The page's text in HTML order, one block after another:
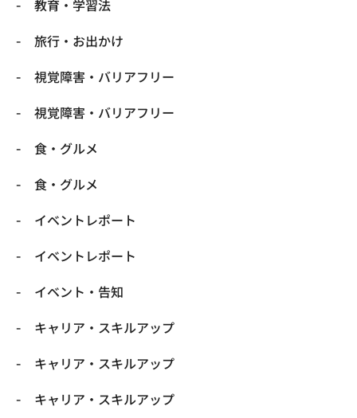
​教育・学習法
​旅行・お出かけ
​視覚障害・バリアフリー
​視覚障害・バリアフリー
​食・グルメ
​食・グルメ
イベントレポート
イベントレポート
イベント・告知
キャリア・スキルアップ
キャリア・スキルアップ
キャリア・スキルアップ